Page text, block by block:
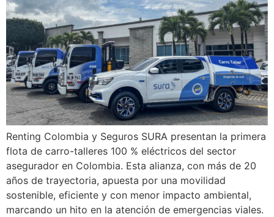
Renting Colombia y Seguros SURA presentan la primera
flota de carro-talleres 100 % eléctricos del sector
asegurador en Colombia. Esta alianza, con más de 20
años de trayectoria, apuesta por una movilidad
sostenible, eficiente y con menor impacto ambiental,
marcando un hito en la atención de emergencias viales.